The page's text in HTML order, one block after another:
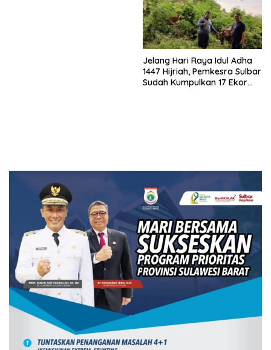
Jelang Hari Raya Idul Adha
1447 Hijriah, Pemkesra Sulbar
Sudah Kumpulkan 17 Ekor